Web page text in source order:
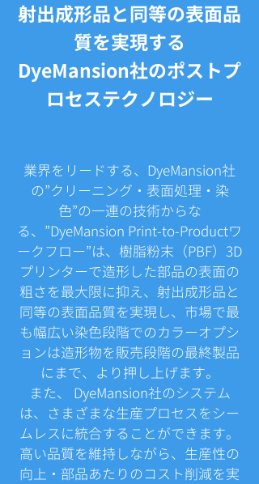
射出成形品と同等の表面品
質を実現する
​DyeMansion社のポストプ
ロセステクノロジー
業界をリードする、DyeMansion社
の”クリーニング・表面処理・染
色”の一連の技術からな
る、”DyeMansion Print-to-Productワ
ークフロー”は、樹脂粉末（PBF）3D
プリンターで造形した部品の表面の
粗さを最大限に抑え、射出成形品と
同等の表面品質を実現し、市場で最
も幅広い染色段階でのカラーオプシ
ョンは造形物を販売段階の最終製品
にまで、より押し上げます。
また、 DyeMansion社のシステム
は、さまざまな生産プロセスをシー
ムレスに統合することができます。
高い品質を維持しながら、生産性の
向上・ 部品あたりのコスト削減を実